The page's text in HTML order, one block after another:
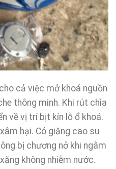
cả việc mở khoá nguồn
thông minh. Khi rút chìa
về vị trí bịt kín lỗ ổ khoá.
hại. Có giăng cao su
bị chương nở khi ngâm
không nhiễm nước.